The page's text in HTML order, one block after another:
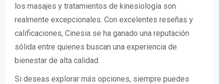
los masajes y tratamientos de kinesiología son
realmente excepcionales. Con excelentes reseñas y
calificaciones, Cinesia se ha ganado una reputación
sólida entre quienes buscan una experiencia de
bienestar de alta calidad.
Si deseas explorar más opciones, siempre puedes